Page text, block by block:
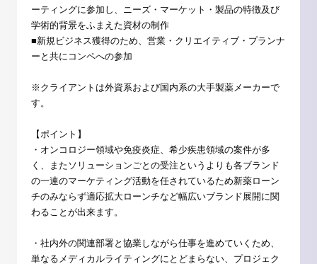
ーティングに参加し、ニーズ・マーケット・製品の特徴及び
学術的背景をふまえた資材の制作
■新規ビジネス獲得のため、営業・クリエイティブ・プランナ
ーと共にコンペへの参加
※クライアントは外資系および国内系の大手製薬メーカーで
す。
【ポイント】
・オンコロジー領域や免疫炎症、希少疾患領域の案件が多
く、またソリューションごとの受注というよりも各ブランド
の一連のマーケティング活動を任されているため新薬ローン
チのみならず適応拡大ローンチなど幅広いブランド展開に関
わることが出来ます。
・社内外の関連部署と協業しながら仕事を進めていくため、
単なるメディカルライティングにとどまらない、プロジェク